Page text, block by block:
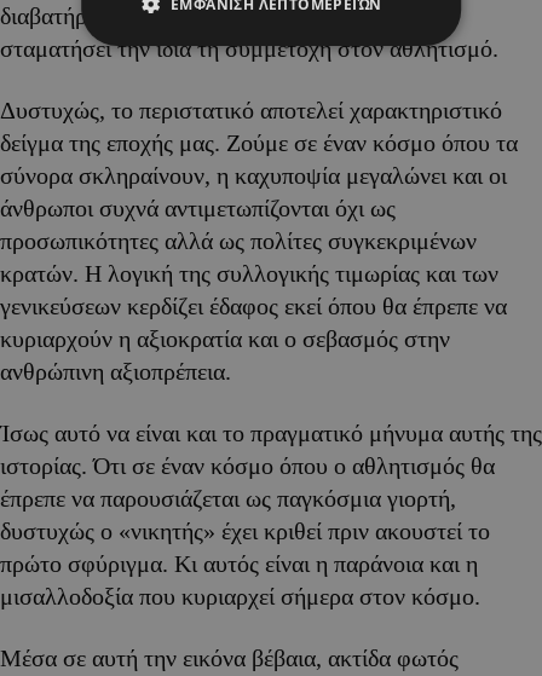
διαβατήριο ή μια πολιτική απόφαση μπορεί να
σταματήσει την ίδια τη συμμετοχή στον αθλητισμό.
Δυστυχώς, το περιστατικό αποτελεί χαρακτηριστικό
δείγμα της εποχής μας. Ζούμε σε έναν κόσμο όπου τα
σύνορα σκληραίνουν, η καχυποψία μεγαλώνει και οι
άνθρωποι συχνά αντιμετωπίζονται όχι ως
προσωπικότητες αλλά ως πολίτες συγκεκριμένων
κρατών. Η λογική της συλλογικής τιμωρίας και των
γενικεύσεων κερδίζει έδαφος εκεί όπου θα έπρεπε να
κυριαρχούν η αξιοκρατία και ο σεβασμός στην
ανθρώπινη αξιοπρέπεια.
Ίσως αυτό να είναι και το πραγματικό μήνυμα αυτής της
ιστορίας. Ότι σε έναν κόσμο όπου ο αθλητισμός θα
έπρεπε να παρουσιάζεται ως παγκόσμια γιορτή,
δυστυχώς ο «νικητής» έχει κριθεί πριν ακουστεί το
πρώτο σφύριγμα. Κι αυτός είναι η παράνοια και η
μισαλλοδοξία που κυριαρχεί σήμερα στον κόσμο.
Μέσα σε αυτή την εικόνα βέβαια, ακτίδα φωτός